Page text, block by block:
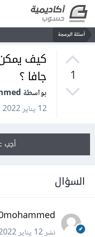
أسئلة البرمجة
1
جافا ؟
بواسطة khaled0mohammed
12 يناير 2022
أجب
السؤال
نشر12 يناير 2022